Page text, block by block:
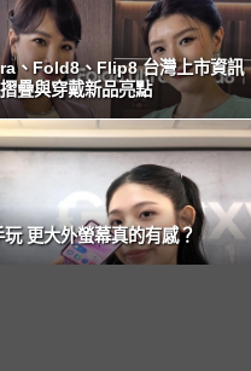
、Fold8、Flip8 台灣上市資訊
疊與穿戴新品亮點
更大外螢幕真的有感？